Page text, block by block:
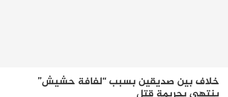
خلاف بين صديقين بسبب “لفافة حشيش”